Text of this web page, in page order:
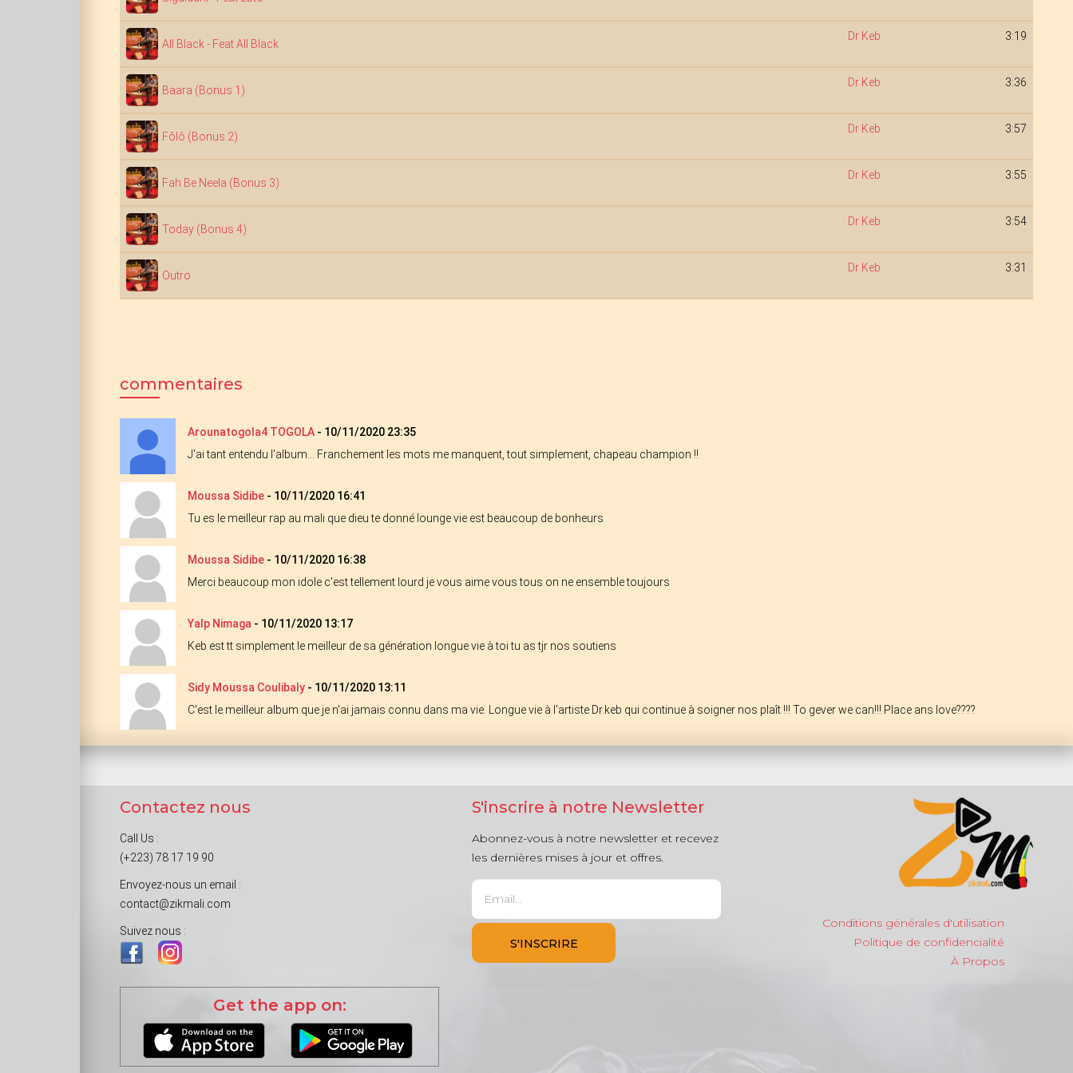
All Black - Feat All Black
Dr Keb 3:19
Baara (Bonus 1)
Dr Keb 3:36
Fôlô (Bonus 2)
Dr Keb 3:57
Fah Be Neela (Bonus 3)
Dr Keb 3:55
Today (Bonus 4)
Dr Keb 3:54
Outro
Dr Keb 3:31
commentaires
Arounatogola4 TOGOLA - 10/11/2020 23:35
J'ai tant entendu l'album... Franchement les mots me manquent, tout simplement, chapeau champion !!
Moussa Sidibe - 10/11/2020 16:41
Tu es le meilleur rap au mali que dieu te donné lounge vie est beaucoup de bonheurs
Moussa Sidibe - 10/11/2020 16:38
Merci beaucoup mon idole c'est tellement lourd je vous aime vous tous on ne ensemble toujours
Yalp Nimaga - 10/11/2020 13:17
Keb est tt simplement le meilleur de sa génération longue vie à toi tu as tjr nos soutiens
Sidy Moussa Coulibaly - 10/11/2020 13:11
C'est le meilleur album que je n'ai jamais connu dans ma vie. Longue vie à l'artiste Dr.keb qui continue à soigner nos plaît !!! To gever we can!!! Place ans love????
Contactez nous
Call Us :
(+223) 78 17 19 90
Envoyez-nous un email :
contact@zikmali.com
Suivez nous :
S'inscrire à notre Newsletter
Abonnez-vous à notre newsletter et recevez
les dernières mises à jour et offres.
Conditions générales d'utilisation
Politique de confidencialité
À Propos
Get the app on: